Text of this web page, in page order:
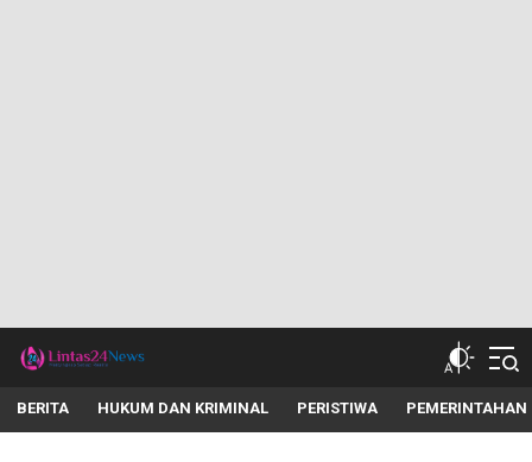
lintas24news.com
Menyingkap Setiap Realita
BERITA HUKUM DAN KRIMINAL PERISTIWA PEMERINTAHAN